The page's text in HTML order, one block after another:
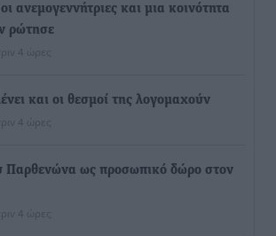
ανεμογεννήτριες και μια κοινότητα
ρώτησε
4 ώρες
και οι θεσμοί της λογομαχούν
4 ώρες
Παρθενώνα ως προσωπικό δώρο στον
4 ώρες